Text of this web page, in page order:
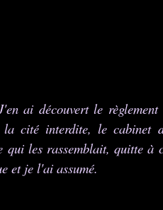
ai découvert le règlement
la cité interdite, le cabinet
qui les rassemblait, quitte à
et je l'ai assumé.